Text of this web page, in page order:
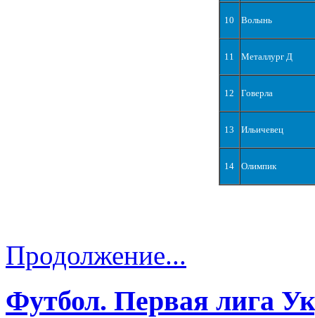
10 Волынь
11 Металлург Д
12 Говерла
13 Ильичевец
14 Олимпик
Продолжение...
Футбол. Первая лига